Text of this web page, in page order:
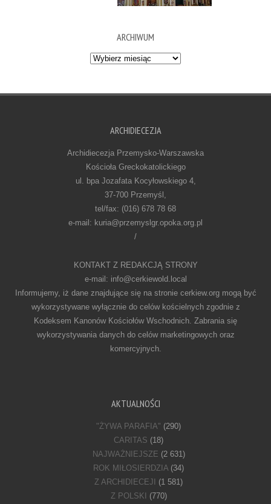
ARCHIWUM
Archiwum
ARCHIDIECEZJA
Archidiecezja Przemysko-Warszawska
Kościoła Greckokatolickiego
ul. bpa Jozafata Kocyłowskiego 4,
37-700 Przemyśl,
tel/fax: (016) 678 78 68
e-mail: kuria@przemyslgr.opoka.org.pl
/
KONTAKT Z REDAKCJĄ STRONY
e-mail: info@cerkiewold.local
Informujemy, iż dane znajdujące się na stronie cerkiew.org mogą być
wykorzystywane wyłącznie do celów kościelnych zgodnie z
Kodeksem Kanonów Kościołów Wschodnich. Zabrania się
wykorzystywania danych do celów marketingowych oraz
komercyjnych.
AKTUALNOŚCI
"ŻYWA PARAFIA" (290)
CARITAS (18)
NAJWAŻNIEJSZE (2 631)
ROK MIŁOSIERDZIA (34)
Z ARCHIDIECEJI (1 581)
Z POLSKI (770)